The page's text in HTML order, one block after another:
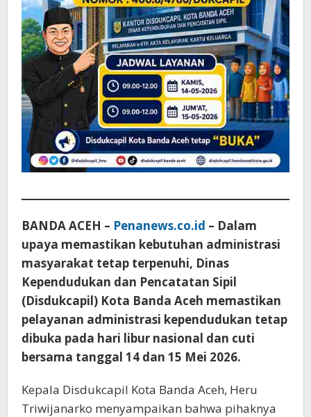
BANDA ACEH – Penanews.co.id – Dalam
upaya memastikan kebutuhan administrasi
masyarakat tetap terpenuhi, Dinas
Kependudukan dan Pencatatan Sipil
(Disdukcapil) Kota Banda Aceh memastikan
pelayanan administrasi kependudukan tetap
dibuka pada hari libur nasional dan cuti
bersama tanggal 14 dan 15 Mei 2026.
Kepala Disdukcapil Kota Banda Aceh, Heru
Triwijanarko menyampaikan bahwa pihaknya